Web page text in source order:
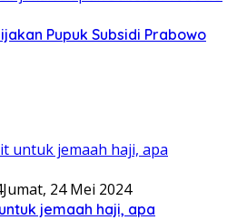
Pupuk Subsidi Prabowo
Jumat, 24 Mei 2024
jemaah haji, apa